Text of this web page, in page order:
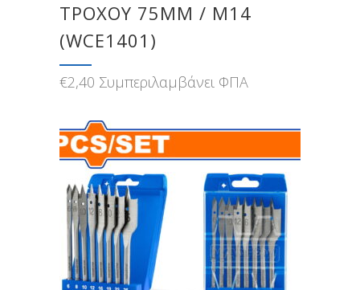
ΤΡΟΧΟΥ 75MM / M14
(WCE1401)
€2,40 Συμπεριλαμβάνει ΦΠΑ